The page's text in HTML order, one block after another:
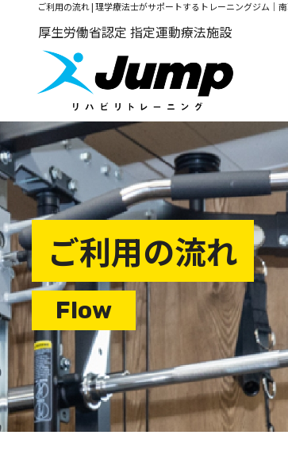
ご利用の流れ | 理学療法士がサポートするトレーニングジム｜
厚生労働省認定指定運動療法施設
ご利用の流れ
Flow